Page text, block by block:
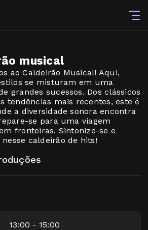
musical
ao Caldeirão Musical! Aqui,
se misturam em uma
grandes sucessos. Dos clássicos
tendências mais recentes, este é
a diversidade sonora encontra
se para uma viagem
fronteiras. Sintonize-se e
caldeirão de hits!
13:00 - 15:00